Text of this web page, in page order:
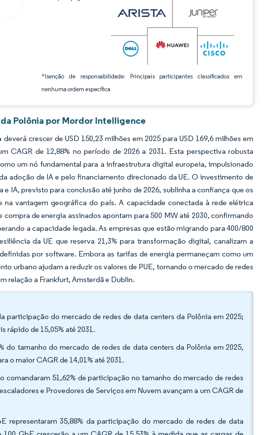
*Isenção de responsabilidade: Principais participantes classificados em
nenhuma ordem específica
Polônia por Mordor Intelligence
crescer de USD 150,23 milhões em 2025 para USD 169,6 milhões em
CAGR de 12,88% no período de 2026 a 2031. Esta perspectiva robusta
um nó fundamental para a infraestrutura digital europeia, impulsionado
adoção de IA e pelo financiamento direcionado da UE. O investimento de
IA, previsto para conclusão até junho de 2026, sublinha a confiança que os
vantagem geográfica do país. A capacidade conectada à rede elétrica
de energia assinados apontam para 500 MW até 2030, confirmando
a capacidade legada. As empresas que estão migrando para 400/800
da UE que reserva 21,3% para transformação digital, canalizam a
por software. Embora as tarifas de energia permaneçam como um
urbano ajudam a reduzir os valores de PUE, tornando o mercado de redes
relação a Frankfurt, Amsterdã e Dublin.
participação do mercado de redes de data centers da Polônia em 2025;
rápido de 15,05% até 2031.
do tamanho do mercado de redes de data centers da Polônia em 2025,
o maior CAGR de 14,01% até 2031.
comandaram 51,62% de participação no tamanho do mercado de redes
e Provedores de Serviços em Nuvem avançam a um CAGR de
representaram 35,88% da participação do mercado de redes de data